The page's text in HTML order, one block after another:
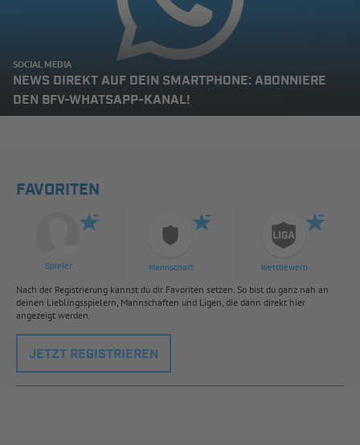
SOCIAL MEDIA
NEWS DIREKT AUF DEIN SMARTPHONE: ABONNIERE
DEN BFV-WHATSAPP-KANAL!
FAVORITEN
Spieler Mannschaft Wettbewerb
Nach der Registrierung kannst du dir Favoriten setzen. So bist du ganz nah an
deinen Lieblingsspielern, Mannschaften und Ligen, die dann direkt hier
angezeigt werden.
JETZT REGISTRIEREN